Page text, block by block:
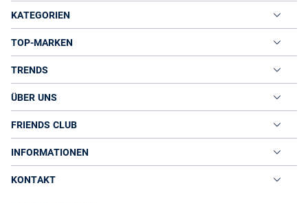
KATEGORIEN
TOP-MARKEN
TRENDS
ÜBER UNS
FRIENDS CLUB
INFORMATIONEN
KONTAKT